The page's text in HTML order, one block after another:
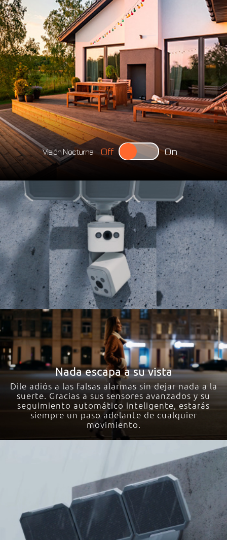
Visión Nocturna Off On
Nada escapa a su vista
Dile adiós a las falsas alarmas sin dejar nada a la
suerte. Gracias a sus sensores avanzados y su
seguimiento automático inteligente, estarás
siempre un paso adelante de cualquier
movimiento.